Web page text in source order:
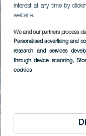
interest at any time by
website.
We and our partners process
Personalised advertising and
research and services
through device scanning,
cookies